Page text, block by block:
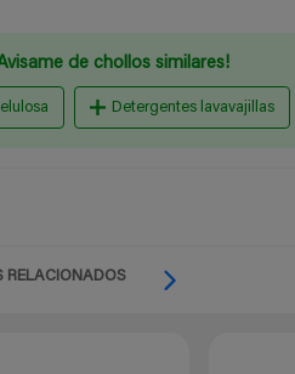
de chollos similares!
Detergentes lavavajillas
RELACIONADOS